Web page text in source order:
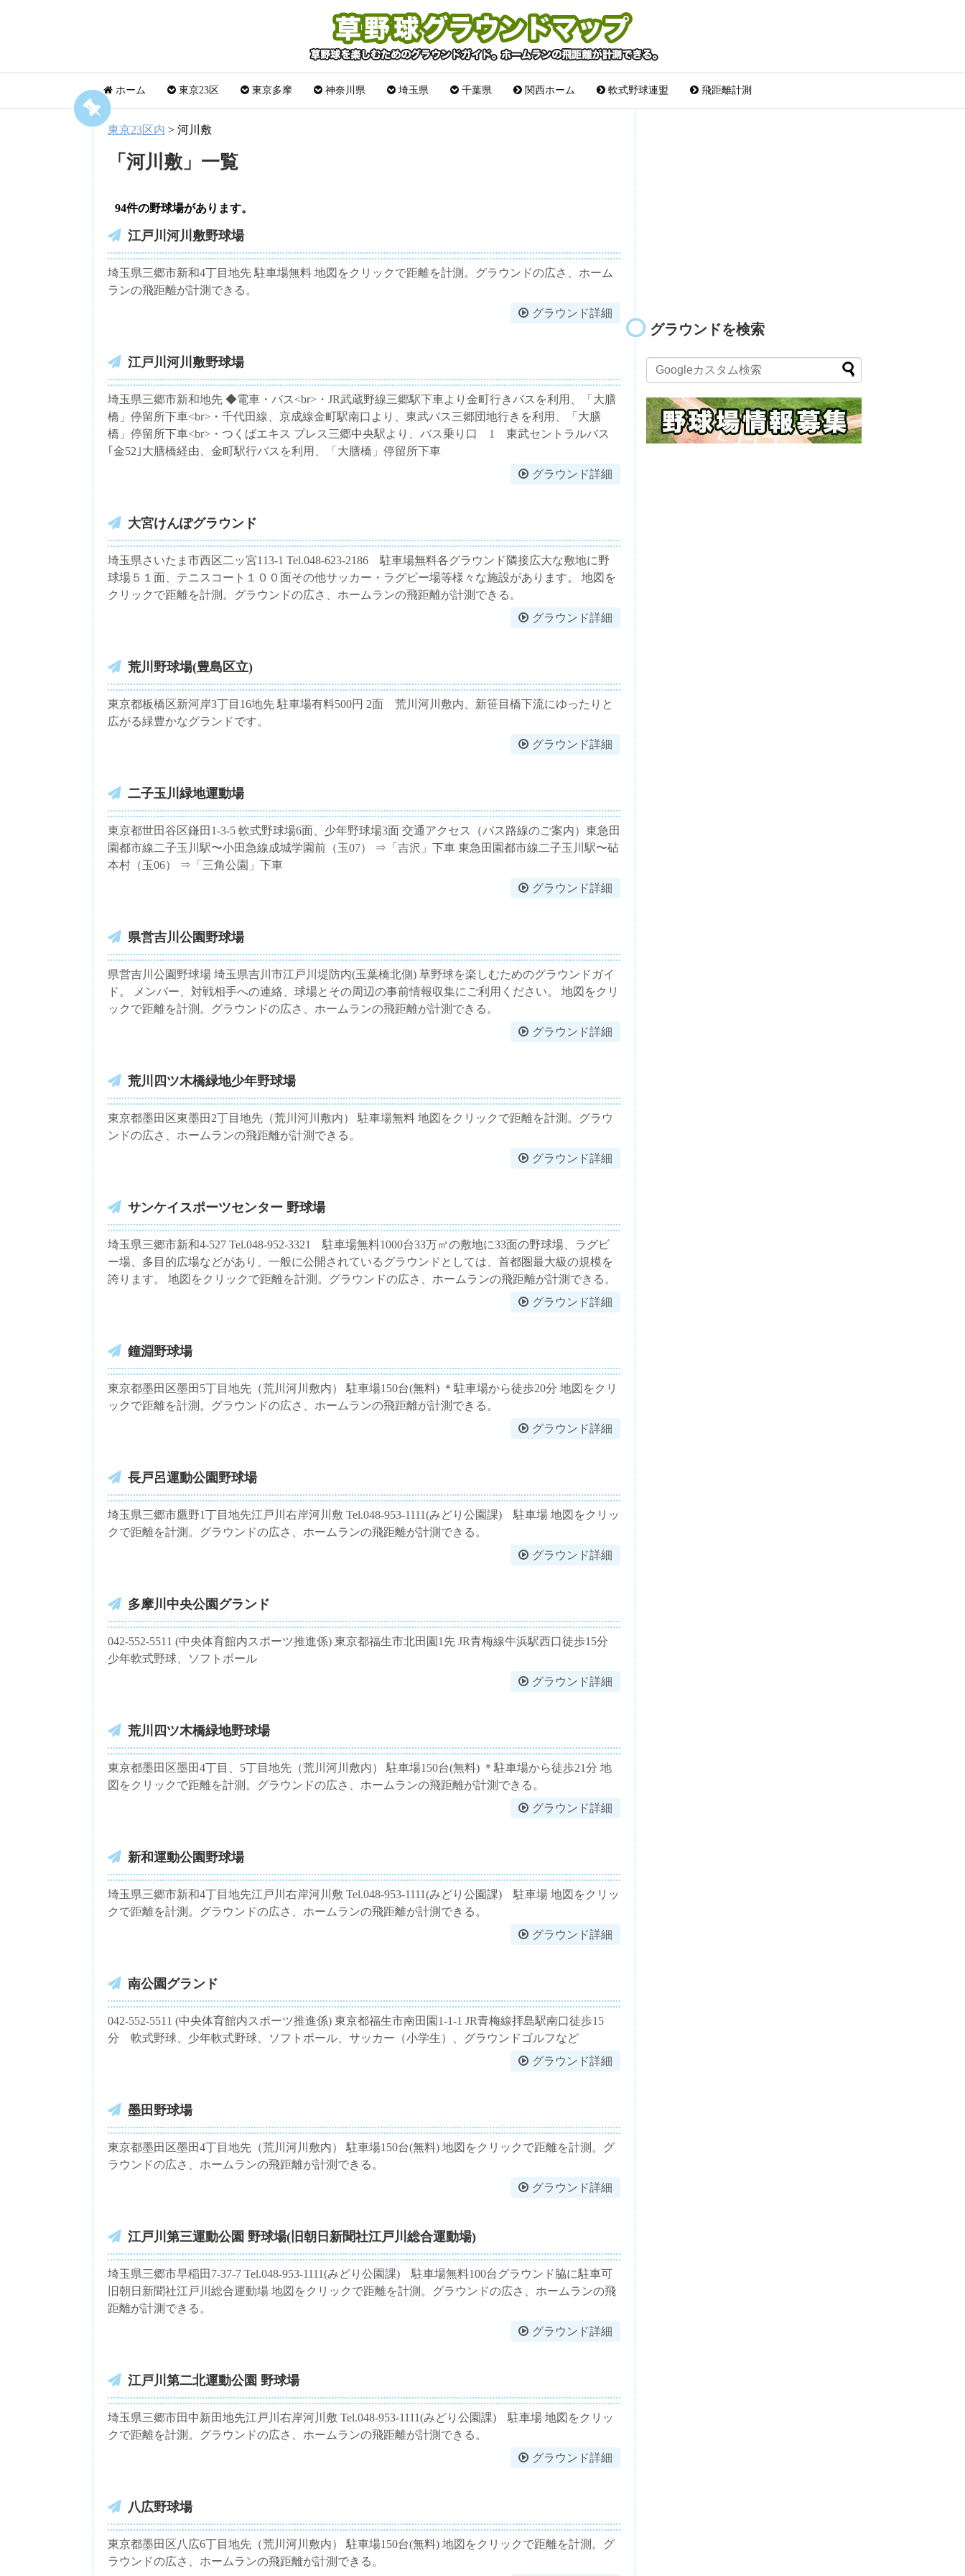
ホーム 東京23区 東京多摩 神奈川県 埼玉県 千葉県 関西ホーム 軟式野球連盟 飛距離計測
東京23区内 > 河川敷
「 河川敷 」 一覧
94件の野球場があります。
江戸川河川敷野球場
埼玉県三郷市新和4丁目地先 駐車場無料 地図をクリックで距離を計測。グラウンドの広さ、ホーム
ランの飛距離が計測できる。
グラウンド詳細
江戸川河川敷野球場
埼玉県三郷市新和地先 ◆電車・バス<br>・JR武蔵野線三郷駅下車より金町行きバスを利用、「大膳
橋」停留所下車<br>・千代田線、京成線金町駅南口より、東武バス三郷団地行きを利用、「大膳
橋」停留所下車<br>・つくばエキス プレス三郷中央駅より、バス乗り口 1 東武セントラルバス
｢金52｣大膳橋経由、金町駅行バスを利用、「大膳橋」停留所下車
グラウンド詳細
大宮けんぽグラウンド
埼玉県さいたま市西区二ッ宮113-1 Tel.048-623-2186 駐車場無料各グラウンド隣接広大な敷地に野
球場５１面、テニスコート１００面その他サッカー・ラグビー場等様々な施設があります。 地図を
クリックで距離を計測。グラウンドの広さ、ホームランの飛距離が計測できる。
グラウンド詳細
荒川野球場(豊島区立)
東京都板橋区新河岸3丁目16地先 駐車場有料500円 2面 荒川河川敷内、新笹目橋下流にゆったりと
広がる緑豊かなグランドです。
グラウンド詳細
二子玉川緑地運動場
東京都世田谷区鎌田1-3-5 軟式野球場6面、少年野球場3面 交通アクセス（バス路線のご案内）東急田
園都市線二子玉川駅〜小田急線成城学園前（玉07） ⇒「吉沢」下車 東急田園都市線二子玉川駅〜砧
本村（玉06） ⇒「三角公園」下車
グラウンド詳細
県営吉川公園野球場
県営吉川公園野球場 埼玉県吉川市江戸川堤防内(玉葉橋北側) 草野球を楽しむためのグラウンドガイ
ド。 メンバー、対戦相手への連絡、球場とその周辺の事前情報収集にご利用ください。 地図をクリ
ックで距離を計測。グラウンドの広さ、ホームランの飛距離が計測できる。
グラウンド詳細
荒川四ツ木橋緑地少年野球場
東京都墨田区東墨田2丁目地先（荒川河川敷内） 駐車場無料 地図をクリックで距離を計測。グラウ
ンドの広さ、ホームランの飛距離が計測できる。
グラウンド詳細
サンケイスポーツセンター 野球場
埼玉県三郷市新和4-527 Tel.048-952-3321 駐車場無料1000台33万㎡の敷地に33面の野球場、ラグビ
ー場、多目的広場などがあり、一般に公開されているグラウンドとしては、首都圏最大級の規模を
誇ります。 地図をクリックで距離を計測。グラウンドの広さ、ホームランの飛距離が計測できる。
グラウンド詳細
鐘淵野球場
東京都墨田区墨田5丁目地先（荒川河川敷内） 駐車場150台(無料) ＊駐車場から徒歩20分 地図をクリ
ックで距離を計測。グラウンドの広さ、ホームランの飛距離が計測できる。
グラウンド詳細
長戸呂運動公園野球場
埼玉県三郷市鷹野1丁目地先江戸川右岸河川敷 Tel.048-953-1111(みどり公園課) 駐車場 地図をクリッ
クで距離を計測。グラウンドの広さ、ホームランの飛距離が計測できる。
グラウンド詳細
多摩川中央公園グランド
042-552-5511 (中央体育館内スポーツ推進係) 東京都福生市北田園1先 JR青梅線牛浜駅西口徒歩15分
少年軟式野球、ソフトボール
グラウンド詳細
荒川四ツ木橋緑地野球場
東京都墨田区墨田4丁目、5丁目地先（荒川河川敷内） 駐車場150台(無料) ＊駐車場から徒歩21分 地
図をクリックで距離を計測。グラウンドの広さ、ホームランの飛距離が計測できる。
グラウンド詳細
新和運動公園野球場
埼玉県三郷市新和4丁目地先江戸川右岸河川敷 Tel.048-953-1111(みどり公園課) 駐車場 地図をクリッ
クで距離を計測。グラウンドの広さ、ホームランの飛距離が計測できる。
グラウンド詳細
南公園グランド
042-552-5511 (中央体育館内スポーツ推進係) 東京都福生市南田園1-1-1 JR青梅線拝島駅南口徒歩15
分 軟式野球、少年軟式野球、ソフトボール、サッカー（小学生）、グラウンドゴルフなど
グラウンド詳細
墨田野球場
東京都墨田区墨田4丁目地先（荒川河川敷内） 駐車場150台(無料) 地図をクリックで距離を計測。グ
ラウンドの広さ、ホームランの飛距離が計測できる。
グラウンド詳細
江戸川第三運動公園 野球場(旧朝日新聞社江戸川総合運動場)
埼玉県三郷市早稲田7-37-7 Tel.048-953-1111(みどり公園課) 駐車場無料100台グラウンド脇に駐車可
旧朝日新聞社江戸川総合運動場 地図をクリックで距離を計測。グラウンドの広さ、ホームランの飛
距離が計測できる。
グラウンド詳細
江戸川第二北運動公園 野球場
埼玉県三郷市田中新田地先江戸川右岸河川敷 Tel.048-953-1111(みどり公園課) 駐車場 地図をクリッ
クで距離を計測。グラウンドの広さ、ホームランの飛距離が計測できる。
グラウンド詳細
八広野球場
東京都墨田区八広6丁目地先（荒川河川敷内） 駐車場150台(無料) 地図をクリックで距離を計測。グ
ラウンドの広さ、ホームランの飛距離が計測できる。
グラウンドを検索